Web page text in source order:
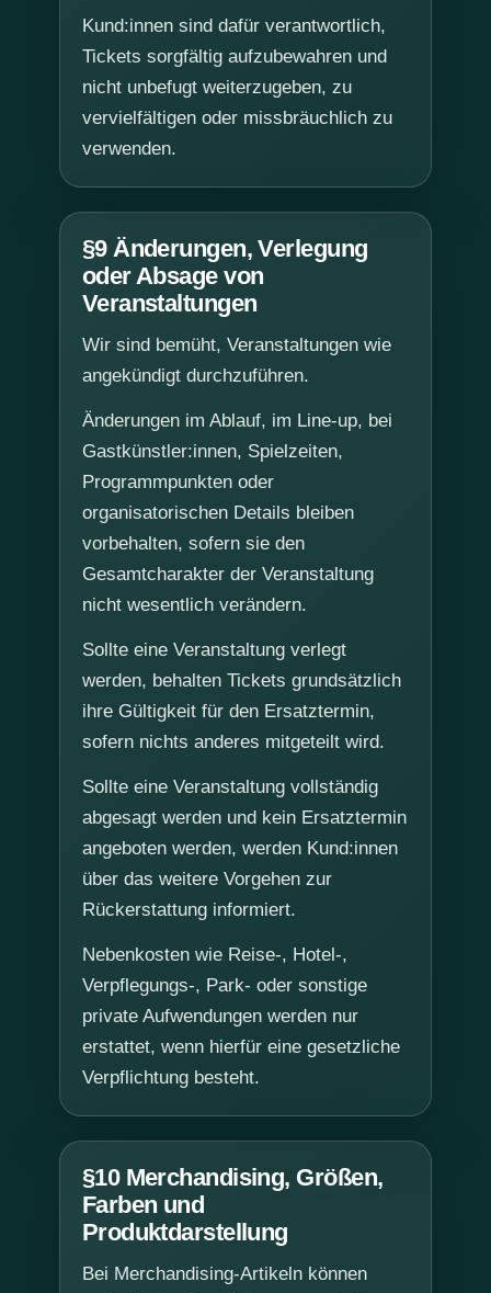
Kund:innen sind dafür verantwortlich,
Tickets sorgfältig aufzubewahren und
nicht unbefugt weiterzugeben, zu
vervielfältigen oder missbräuchlich zu
verwenden.
§9 Änderungen, Verlegung
oder Absage von
Veranstaltungen
Wir sind bemüht, Veranstaltungen wie
angekündigt durchzuführen.
Änderungen im Ablauf, im Line-up, bei
Gastkünstler:innen, Spielzeiten,
Programmpunkten oder
organisatorischen Details bleiben
vorbehalten, sofern sie den
Gesamtcharakter der Veranstaltung
nicht wesentlich verändern.
Sollte eine Veranstaltung verlegt
werden, behalten Tickets grundsätzlich
ihre Gültigkeit für den Ersatztermin,
sofern nichts anderes mitgeteilt wird.
Sollte eine Veranstaltung vollständig
abgesagt werden und kein Ersatztermin
angeboten werden, werden Kund:innen
über das weitere Vorgehen zur
Rückerstattung informiert.
Nebenkosten wie Reise-, Hotel-,
Verpflegungs-, Park- oder sonstige
private Aufwendungen werden nur
erstattet, wenn hierfür eine gesetzliche
Verpflichtung besteht.
§10 Merchandising, Größen,
Farben und
Produktdarstellung
Bei Merchandising-Artikeln können